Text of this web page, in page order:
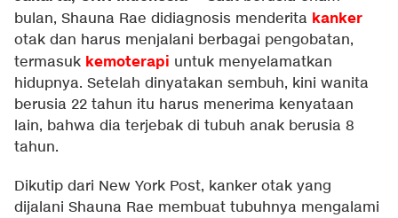
bulan, Shauna Rae didiagnosis menderita kanker
otak dan harus menjalani berbagai pengobatan,
termasuk kemoterapi untuk menyelamatkan
hidupnya. Setelah dinyatakan sembuh, kini wanita
berusia 22 tahun itu harus menerima kenyataan
lain, bahwa dia terjebak di tubuh anak berusia 8
tahun.
Dikutip dari New York Post, kanker otak yang
dijalani Shauna Rae membuat tubuhnya mengalami